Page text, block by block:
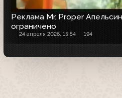
Реклама Mr. Proper
ограничено
24 апреля 2026, 15:54 194